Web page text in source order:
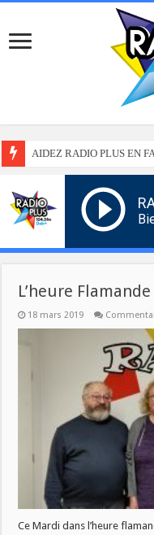
AIDEZ RADIO PLUS EN
L’heure
18 mars 2019
Ce Mardi dans l’heure